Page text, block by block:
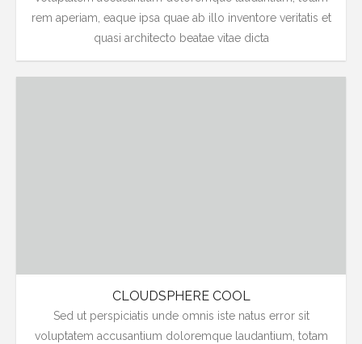
rem aperiam, eaque ipsa quae ab illo inventore veritatis et
quasi architecto beatae vitae dicta
CLOUDSPHERE COOL
Sed ut perspiciatis unde omnis iste natus error sit
voluptatem accusantium doloremque laudantium, totam